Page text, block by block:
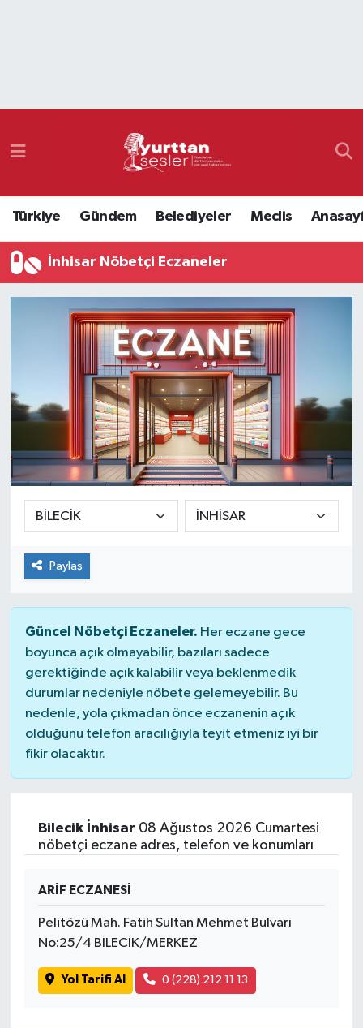
Türkiye Gündem Belediyeler Meclis
İnhisar Nöbetçi Eczaneler
Paylaş
Güncel Nöbetçi Eczaneler. Her eczane gece
boyunca açık olmayabilir, bazıları sadece
gerektiğinde açık kalabilir veya beklenmedik
durumlar nedeniyle nöbete gelemeyebilir. Bu
nedenle, yola çıkmadan önce eczanenin açık
olduğunu telefon aracılığıyla teyit etmeniz iyi bir
fikir olacaktır.
Bilecik İnhisar 08 Ağustos 2026 Cumartesi
nöbetçi eczane adres, telefon ve konumları
ARİF ECZANESİ
Pelitözü Mah. Fatih Sultan Mehmet Bulvarı
No:25/4 BİLECİK/MERKEZ
Yol Tarifi Al 0 (228) 212 11 13
Namaz Vakitleri
Süper Lig Puan Durumu ve Fikstür
Tüm Manşetler
Son Dakika Haberleri
Haber Arşivi